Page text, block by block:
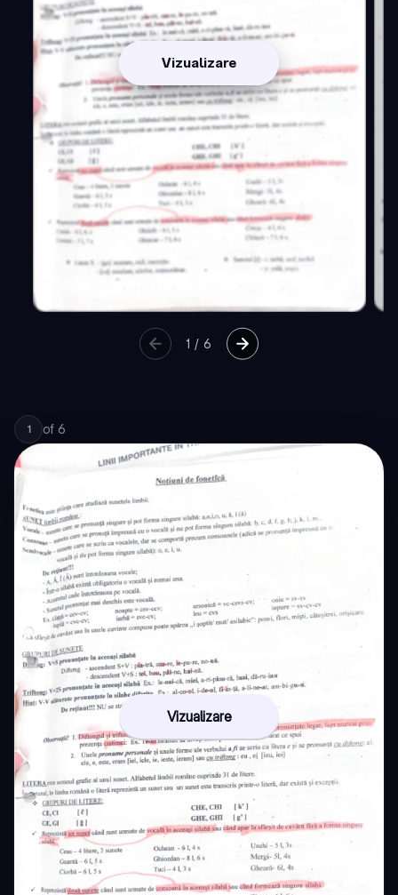
Vizualizare
1 /6
1 of 6
Vizualizare